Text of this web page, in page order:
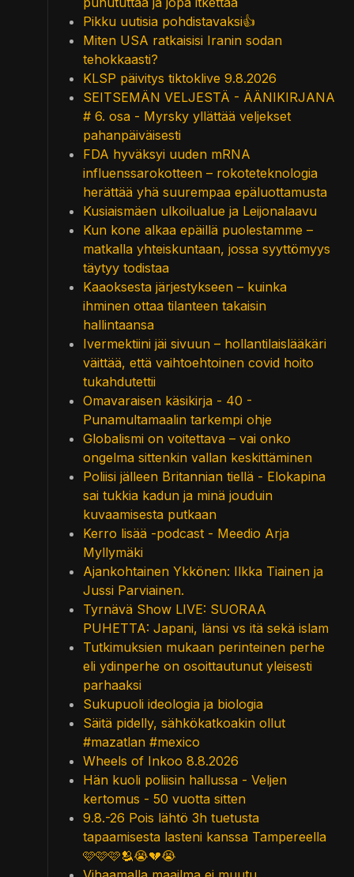
Pikku uutisia pohdistavaksi👍
Miten USA ratkaisisi Iranin sodan
tehokkaasti?
KLSP päivitys tiktoklive 9.8.2026
SEITSEMÄN VELJESTÄ - ÄÄNIKIRJANA
# 6. osa - Myrsky yllättää veljekset
pahanpäiväisesti
FDA hyväksyi uuden mRNA
influenssarokotteen – rokoteteknologia
herättää yhä suurempaa epäluottamusta
Kusiaismäen ulkoilualue ja Leijonalaavu
Kun kone alkaa epäillä puolestamme –
matkalla yhteiskuntaan, jossa syyttömyys
täytyy todistaa
Kaaoksesta järjestykseen – kuinka
ihminen ottaa tilanteen takaisin
hallintaansa
Ivermektiini jäi sivuun – hollantilaislääkäri
väittää, että vaihtoehtoinen covid hoito
tukahdutettii
Omavaraisen käsikirja - 40 -
Punamultamaalin tarkempi ohje
Globalismi on voitettava – vai onko
ongelma sittenkin vallan keskittäminen
Poliisi jälleen Britannian tiellä - Elokapina
sai tukkia kadun ja minä jouduin
kuvaamisesta putkaan
Kerro lisää -podcast - Meedio Arja
Myllymäki
Ajankohtainen Ykkönen: Ilkka Tiainen ja
Jussi Parviainen.
Tyrnävä Show LIVE: SUORAA
PUHETTA: Japani, länsi vs itä sekä islam
Tutkimuksien mukaan perinteinen perhe
eli ydinperhe on osoittautunut yleisesti
parhaaksi
Sukupuoli ideologia ja biologia
Säitä pidelly, sähkökatkoakin ollut
#mazatlan #mexico
Wheels of Inkoo 8.8.2026
Hän kuoli poliisin hallussa - Veljen
kertomus - 50 vuotta sitten
9.8.-26 Pois lähtö 3h tuetusta
tapaamisesta lasteni kanssa Tampereella
🩷🩷🩷🫂😭💔😭